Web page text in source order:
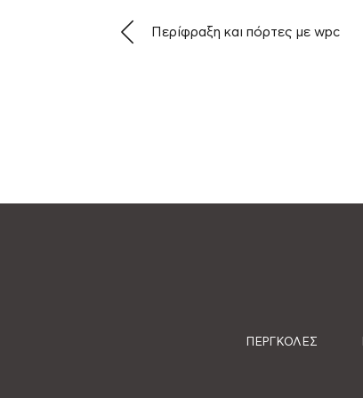
Περίφραξη και πόρτες με wpc
ΠΈΡΓΚΟΛΕΣ